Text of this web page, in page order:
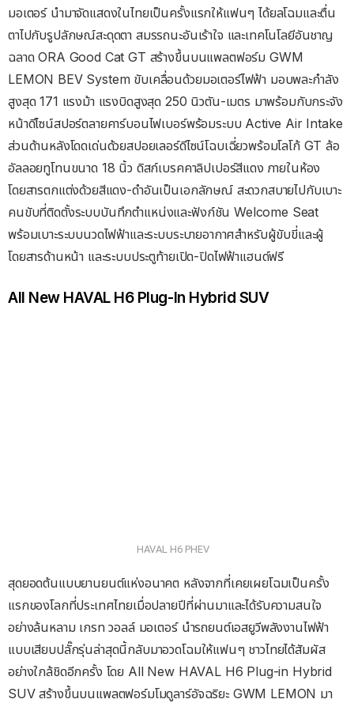
มอเตอร์ นำมาจัดแสดงในไทยเป็นครั้งแรกให้แฟนๆ ได้ยลโฉมและตื่น
ตาไปกับรูปลักษณ์สะดุดตา สมรรถนะอันเร้าใจ และเทคโนโลยีอันชาญ
ฉลาด ORA Good Cat GT สร้างขึ้นบนแพลตฟอร์ม GWM
LEMON BEV System ขับเคลื่อนด้วยมอเตอร์ไฟฟ้า มอบพละกำลัง
สูงสุด 171 แรงม้า แรงบิดสูงสุด 250 นิวตัน-เมตร มาพร้อมกับกระจัง
หน้าดีไซน์สปอร์ตลายคาร์บอนไฟเบอร์พร้อมระบบ Active Air Intake
ส่วนด้านหลังโดดเด่นด้วยสปอยเลอร์ดีไซน์โฉบเฉี่ยวพร้อมโลโก้ GT ล้อ
อัลลอยทูโทนขนาด 18 นิ้ว ดิสก์เบรคคาลิปเปอร์สีแดง ภายในห้อง
โดยสารตกแต่งด้วยสีแดง-ดำอันเป็นเอกลักษณ์ สะดวกสบายไปกับเบาะ
คนขับที่ติดตั้งระบบบันทึกตำแหน่งและฟังก์ชัน Welcome Seat
พร้อมเบาะระบบนวดไฟฟ้าและระบบระบายอากาศสำหรับผู้ขับขี่และผู้
โดยสารด้านหน้า และระบบประตูท้ายเปิด-ปิดไฟฟ้าแฮนด์ฟรี
All New HAVAL H6 Plug-In Hybrid SUV
HAVAL H6 PHEV
สุดยอดต้นแบบยานยนต์แห่งอนาคต หลังจากที่เคยเผยโฉมเป็นครั้ง
แรกของโลกที่ประเทศไทยเมื่อปลายปีที่ผ่านมาและได้รับความสนใจ
อย่างล้นหลาม เกรท วอลล์ มอเตอร์ นำรถยนต์เอสยูวีพลังงานไฟฟ้า
แบบเสียบปลั๊กรุ่นล่าสุดนี้กลับมาอวดโฉมให้แฟนๆ ชาวไทยได้สัมผัส
อย่างใกล้ชิดอีกครั้ง โดย All New HAVAL H6 Plug-in Hybrid
SUV สร้างขึ้นบนแพลตฟอร์มโมดูลาร์อัจฉริยะ GWM LEMON มา